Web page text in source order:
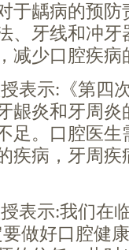
于龋病的预
、牙线和冲
减少口腔疾病
表示:《第四
龈炎和牙周
足。口腔医
疾病，牙周
表示:我们在
做好口腔健